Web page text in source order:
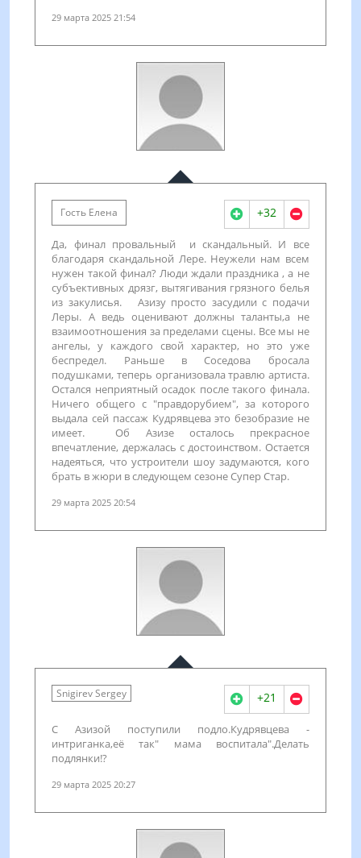
29 марта 2025 21:54
Гость Елена +32
Да, финал провальный и скандальный. И все
благодаря скандальной Лере. Неужели нам всем
нужен такой финал? Люди ждали праздника , а не
субъективных дрязг, вытягивания грязного белья
из закулисья. Азизу просто засудили с подачи
Леры. А ведь оценивают должны таланты,а не
взаимоотношения за пределами сцены. Все мы не
ангелы, у каждого свой характер, но это уже
беспредел. Раньше в Соседова бросала
подушками, теперь организовала травлю артиста.
Остался неприятный осадок после такого финала.
Ничего общего с "правдорубием", за которого
выдала сей пассаж Кудрявцева это безобразие не
имеет. Об Азизе осталось прекрасное
впечатление, держалась с достоинством. Остается
надеяться, что устроители шоу задумаются, кого
брать в жюри в следующем сезоне Супер Стар.
29 марта 2025 20:54
Snigirev Sergey +21
С Азизой поступили подло.Кудрявцева -
интриганка,её так" мама воспитала".Делать
подлянки!?
29 марта 2025 20:27